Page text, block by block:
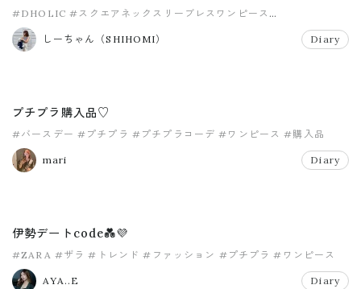
#DHOLIC #スクエアネックスリーブレスワンピース
#ディーホリック
しーちゃん（SHIHOMI）
Diary
プチプラ購入品♡
#バースデー #プチプラ #プチプラコーデ #ワンピース #購入品
mari Diary
伊勢デートcode💑💜
#ZARA #ザラ #トレンド #ファッション #プチプラ #ワンピース
AYA..E Diary